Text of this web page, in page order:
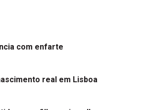
com enfarte
real em Lisboa